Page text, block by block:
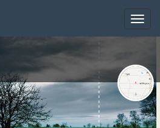
Toggle
Toggle